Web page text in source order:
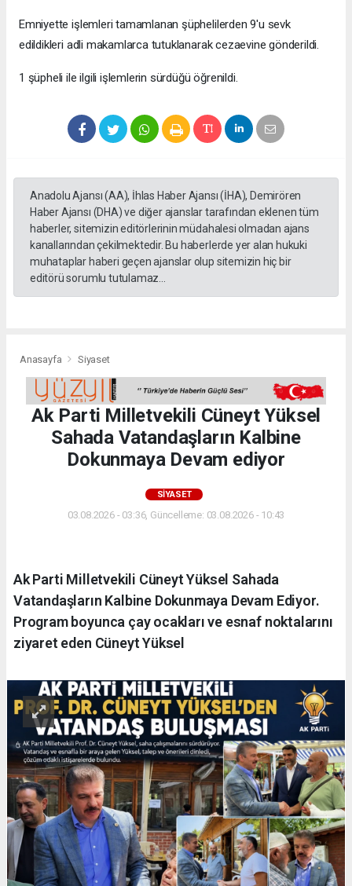
Emniyette işlemleri tamamlanan şüphelilerden 9'u sevk
edildikleri adli makamlarca tutuklanarak cezaevine gönderildi.
1 şüpheli ile ilgili işlemlerin sürdüğü öğrenildi.
Anadolu Ajansı (AA), İhlas Haber Ajansı (İHA), Demirören
Haber Ajansı (DHA) ve diğer ajanslar tarafından eklenen tüm
haberler, sitemizin editörlerinin müdahalesi olmadan ajans
kanallarından çekilmektedir. Bu haberlerde yer alan hukuki
muhataplar haberi geçen ajanslar olup sitemizin hiç bir
editörü sorumlu tutulamaz...
Anasayfa Siyaset
Ak Parti Milletvekili Cüneyt Yüksel
Sahada Vatandaşların Kalbine
Dokunmaya Devam ediyor
SIYASET
03.08.2026 - 03:36, Güncelleme: 03.08.2026 - 10:43
Ak Parti Milletvekili Cüneyt Yüksel Sahada
Vatandaşların Kalbine Dokunmaya Devam Ediyor.
Program boyunca çay ocakları ve esnaf noktalarını
ziyaret eden Cüneyt Yüksel